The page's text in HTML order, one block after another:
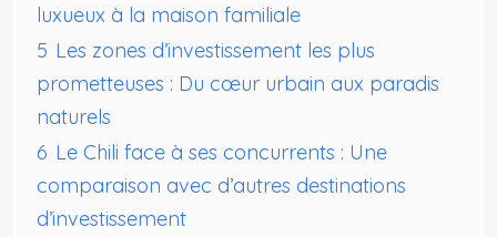
luxueux à la maison familiale
5 Les zones d’investissement les plus
prometteuses : Du cœur urbain aux paradis
naturels
6 Le Chili face à ses concurrents : Une
comparaison avec d’autres destinations
d’investissement